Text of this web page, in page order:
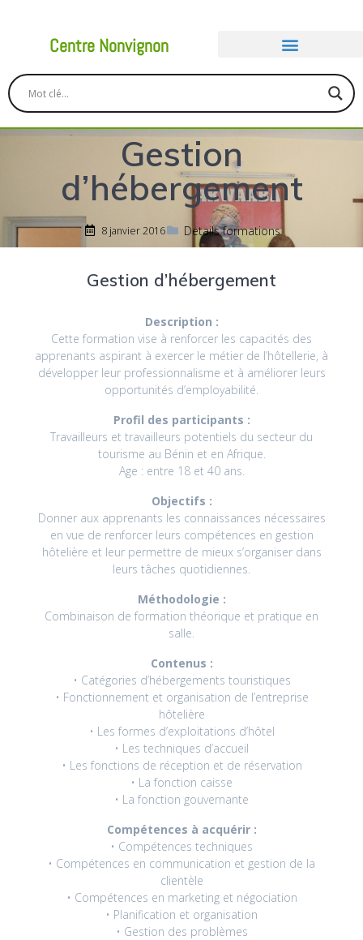
Centre Nonvignon
Gestion
d’hébergement
8 janvier 2016 Details formations
Gestion d’hébergement
Description :
Cette formation vise à renforcer les capacités des
apprenants aspirant à exercer le métier de l’hôtellerie, à
développer leur professionnalisme et à améliorer leurs
opportunités d’employabilité.
Profil des participants :
Travailleurs et travailleurs potentiels du secteur du
tourisme au Bénin et en Afrique.
Age : entre 18 et 40 ans.
Objectifs :
Donner aux apprenants les connaissances nécessaires
en vue de renforcer leurs compétences en gestion
hôtelière et leur permettre de mieux s’organiser dans
leurs tâches quotidiennes.
Méthodologie :
Combinaison de formation théorique et pratique en
salle.
Contenus :
• Catégories d’hébergements touristiques
• Fonctionnement et organisation de l’entreprise
hôtelière
• Les formes d’exploitations d’hôtel
• Les techniques d’accueil
• Les fonctions de réception et de réservation
• La fonction caisse
• La fonction gouvernante
Compétences à acquérir :
• Compétences techniques
• Compétences en communication et gestion de la
clientèle
• Compétences en marketing et négociation
• Planification et organisation
• Gestion des problèmes